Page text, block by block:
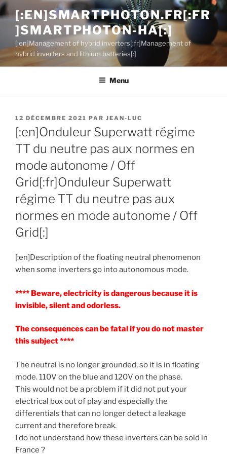
Aller
au
contenu
principal
[:EN]SMARTPHOTON.FR[:FR
]SMARTPHOTON-HA[:]
[:en]Management of hybrid inverters[:fr]Management of
hybrid inverters and lithium batteries[:]
Menu
PUBLIÉ
LE
12 DÉCEMBRE 2021 PAR JEAN-LUC
[:en]Onduleur Superwatt régime
TT du neutre pas aux normes en
mode autonome / Off
Grid[:fr]Onduleur Superwatt
régime TT du neutre pas aux
normes en mode autonome / Off
Grid[:]
[:en]Description of the floating neutral phenomenon
when some inverters go into autonomous mode.
**** Beware, electricity is dangerous because it is
invisible, silent and odorless.
The consequences can be fatal if you do not master
this subject ****
The neutral is no longer grounded, so it is in floating
mode. 110V on the blue and 120V on the phase.
This would not be a problem if it did not put your
electrical box out of play and especially the
differentials that can no longer detect a leakage
current and therefore break.
I do not understand how these inverters can be sold in
France ?